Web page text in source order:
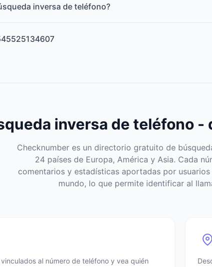
inversa de teléfono?
inversa de teléfono
Checknumber es un directorio gratuito de
24 países de Europa, América y Asia. Cada
comentarios y estadísticas aportadas por
mundo, lo que permite identificar al
al número de teléfono y vea quién